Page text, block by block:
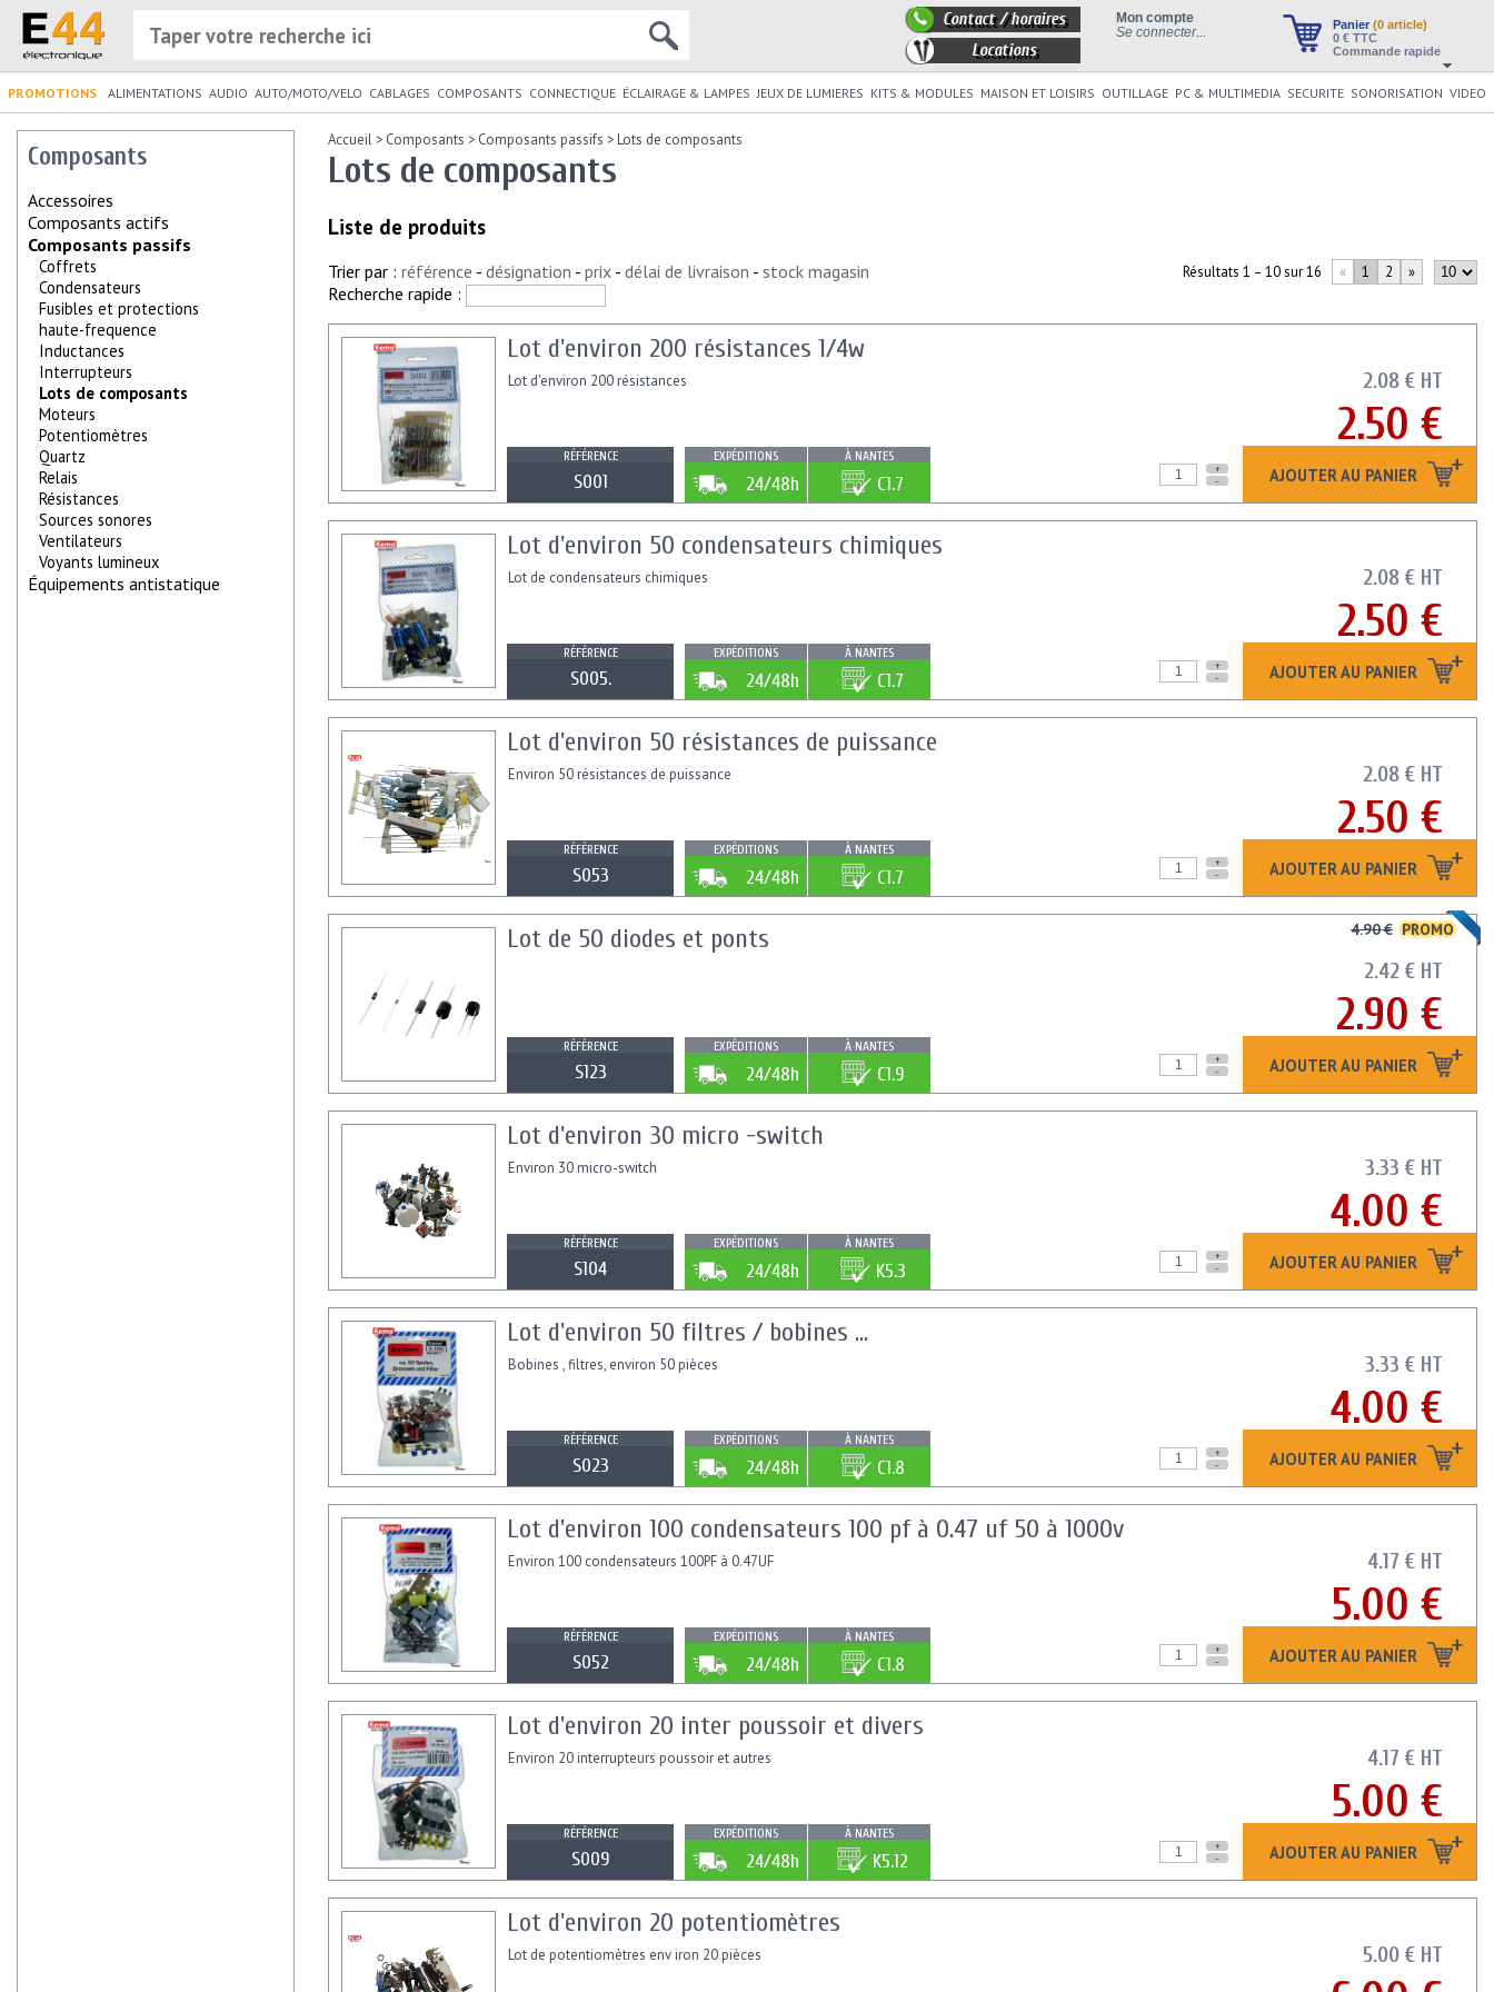
Panier (0 article)
0 € TTC
Commande rapide
Mon compte
Se connecter...
Contact / horaires
Locations
PROMOTIONS ALIMENTATIONS AUDIO AUTO/MOTO/VELO CABLAGES COMPOSANTS CONNECTIQUE ÉCLAIRAGE & LAMPES JEUX DE LUMIERES KITS & MODULES MAISON ET LOISIRS OUTILLAGE PC & MULTIMEDIA SECURITE SONORISATION VIDEO
Composants
Accessoires
Composants actifs
Composants passifs
Coffrets
Condensateurs
Fusibles et protections
haute-frequence
Inductances
Interrupteurs
Lots de composants
Moteurs
Potentiomètres
Quartz
Relais
Résistances
Sources sonores
Ventilateurs
Voyants lumineux
Équipements antistatique
Accueil > Composants > Composants passifs >Lots de composants
Lots de composants
Liste de produits
Résultats 1 – 10 sur 16 « 1 2 »
Trier par : référence - désignation - prix - délai de livraison - stock magasin
Recherche rapide :
2.08 € HT
2.50 €
AJOUTER AU PANIER
Lot d'environ 200 résistances 1/4w
Lot d'environ 200 résistances
RÉFÉRENCE
S001
EXPÉDITIONS
24/48h
À NANTES
C1.7
+
-
2.08 € HT
2.50 €
AJOUTER AU PANIER
Lot d'environ 50 condensateurs chimiques
Lot de condensateurs chimiques
RÉFÉRENCE
S005.
EXPÉDITIONS
24/48h
À NANTES
C1.7
+
-
2.08 € HT
2.50 €
AJOUTER AU PANIER
Lot d'environ 50 résistances de puissance
Environ 50 résistances de puissance
RÉFÉRENCE
S053
EXPÉDITIONS
24/48h
À NANTES
C1.7
+
-
4.90 € PROMO
2.42 € HT
2.90 €
AJOUTER AU PANIER
Lot de 50 diodes et ponts
RÉFÉRENCE
S123
EXPÉDITIONS
24/48h
À NANTES
C1.9
+
-
3.33 € HT
4.00 €
AJOUTER AU PANIER
Lot d'environ 30 micro -switch
Environ 30 micro-switch
RÉFÉRENCE
S104
EXPÉDITIONS
24/48h
À NANTES
K5.3
+
-
3.33 € HT
4.00 €
AJOUTER AU PANIER
Lot d'environ 50 filtres / bobines ...
Bobines , filtres, environ 50 pièces
RÉFÉRENCE
S023
EXPÉDITIONS
24/48h
À NANTES
C1.8
+
-
4.17 € HT
5.00 €
AJOUTER AU PANIER
Lot d'environ 100 condensateurs 100 pf à 0.47 uf 50 à 1000v
Environ 100 condensateurs 100PF à 0.47UF
RÉFÉRENCE
S052
EXPÉDITIONS
24/48h
À NANTES
C1.8
+
-
4.17 € HT
5.00 €
AJOUTER AU PANIER
Lot d'environ 20 inter poussoir et divers
Environ 20 interrupteurs poussoir et autres
RÉFÉRENCE
S009
EXPÉDITIONS
24/48h
À NANTES
K5.12
+
-
5.00 € HT
Lot d'environ 20 potentiomètres
Lot de potentiomètres env iron 20 pièces